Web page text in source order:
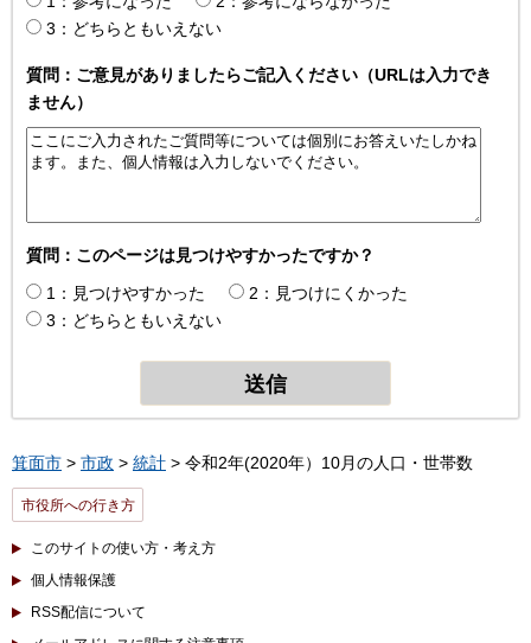
3：どちらともいえない
質問：ご意見がありましたらご記入ください（URLは入力でき
ません）
質問：このページは見つけやすかったですか？
1：見つけやすかった
2：見つけにくかった
3：どちらともいえない
箕面市 > 市政 > 統計 > 令和2年(2020年）10月の人口・世帯数
市役所への行き方
このサイトの使い方・考え方
個人情報保護
RSS配信について